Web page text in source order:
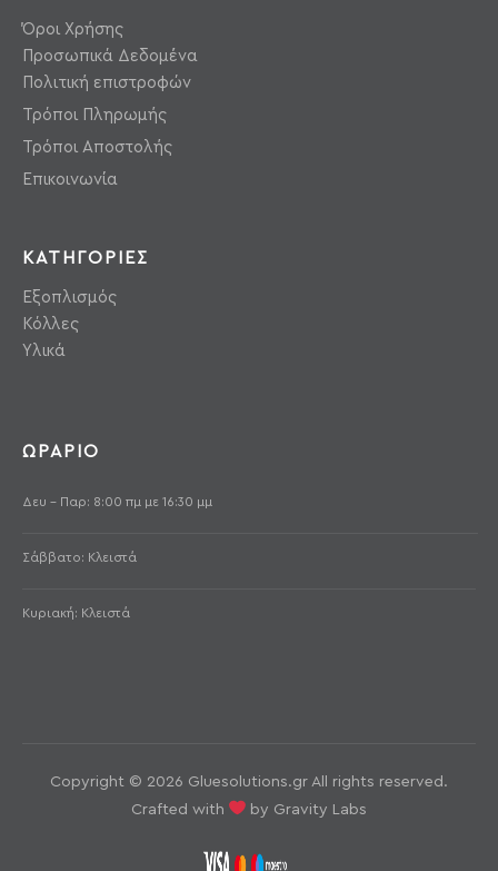
Όροι Χρήσης
Προσωπικά Δεδομένα
Πολιτική επιστροφών
Τρόποι Πληρωμής
Τρόποι Αποστολής
Επικοινωνία
ΚΑΤΗΓΟΡΙΕΣ
Εξοπλισμός
Κόλλες
Υλικά
ΩΡΑΡΙΟ
Δευ - Παρ: 8:00 πμ με 16:30 μμ
Σάββατο: Κλειστά
Κυριακή: Κλειστά
Copyright © 2026 Gluesolutions.gr All rights reserved.
Crafted with
by Gravity Labs